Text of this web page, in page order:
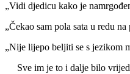
„Vidi djedicu kako je
„Čekao sam pola sata u redu
„Nije lijepo beljiti se s jezikom
Sve im je to i dalje bilo